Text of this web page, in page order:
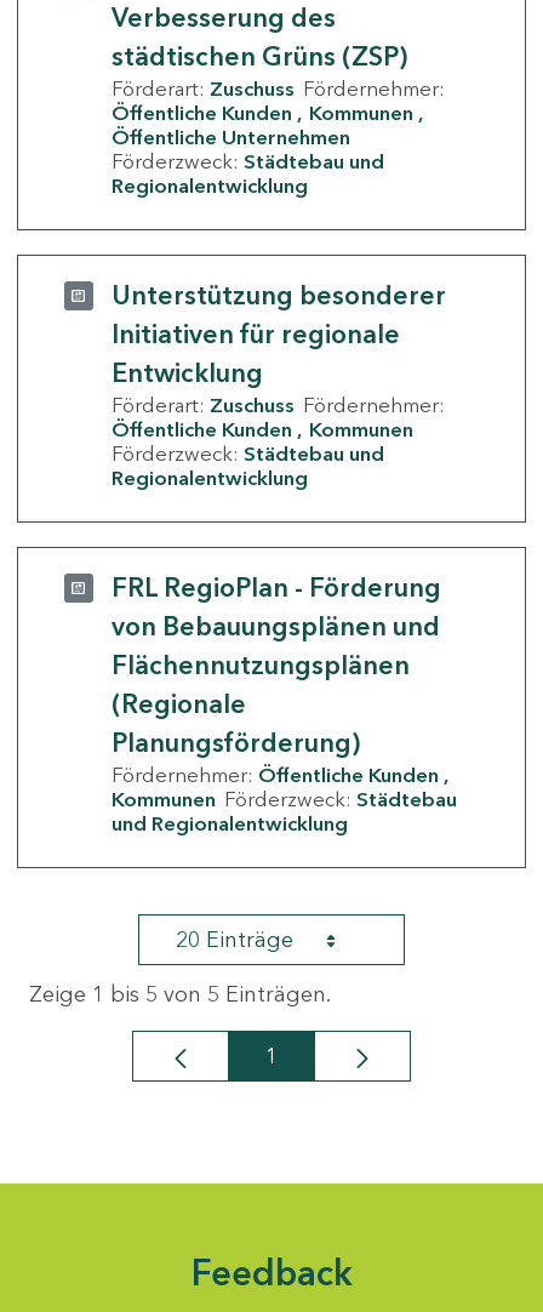
Verbesserung des
städtischen Grüns (ZSP)
Förderart: Zuschuss Fördernehmer:
Öffentliche Kunden
Kommunen
Öffentliche Unternehmen
Förderzweck: Städtebau und
Regionalentwicklung
Unterstützung besonderer
Initiativen für regionale
Entwicklung
Förderart: Zuschuss Fördernehmer:
Öffentliche Kunden
Kommunen
Förderzweck: Städtebau und
Regionalentwicklung
FRL RegioPlan - Förderung
von Bebauungsplänen und
Flächennutzungsplänen
(Regionale
Planungsförderung)
Fördernehmer: Öffentliche Kunden
Kommunen Förderzweck: Städtebau
und Regionalentwicklung
20 Einträge
Zeige 1 bis 5 von 5 Einträgen.
Seite
1
Feedback